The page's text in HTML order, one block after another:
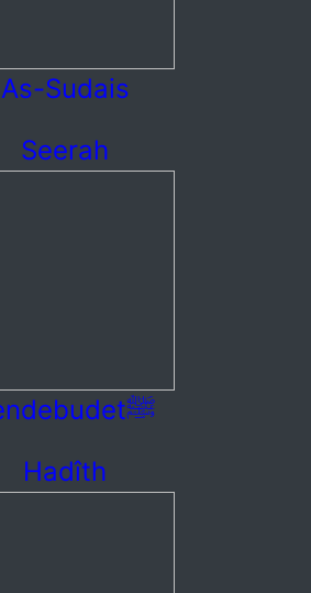
As-Sudais
Seerah
Sendebudetﷺ
Hadîth